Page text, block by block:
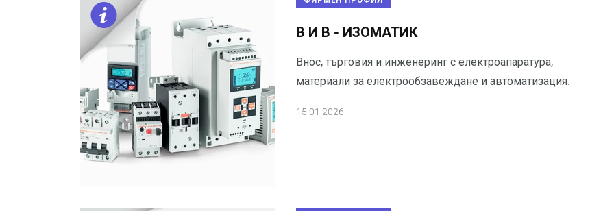
В И В - ИЗОМАТИК
Внос, търговия и инженеринг с електроапаратура,
материали за електрообзавеждане и автоматизация.
15.01.2026